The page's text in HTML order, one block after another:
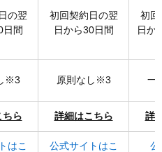
の翌
日間
初回契約日の翌
日から30日間
初回
日か
※3 原則なし※3 一
ちら 詳細はこちら 詳
はこ
公式サイトはこ
公